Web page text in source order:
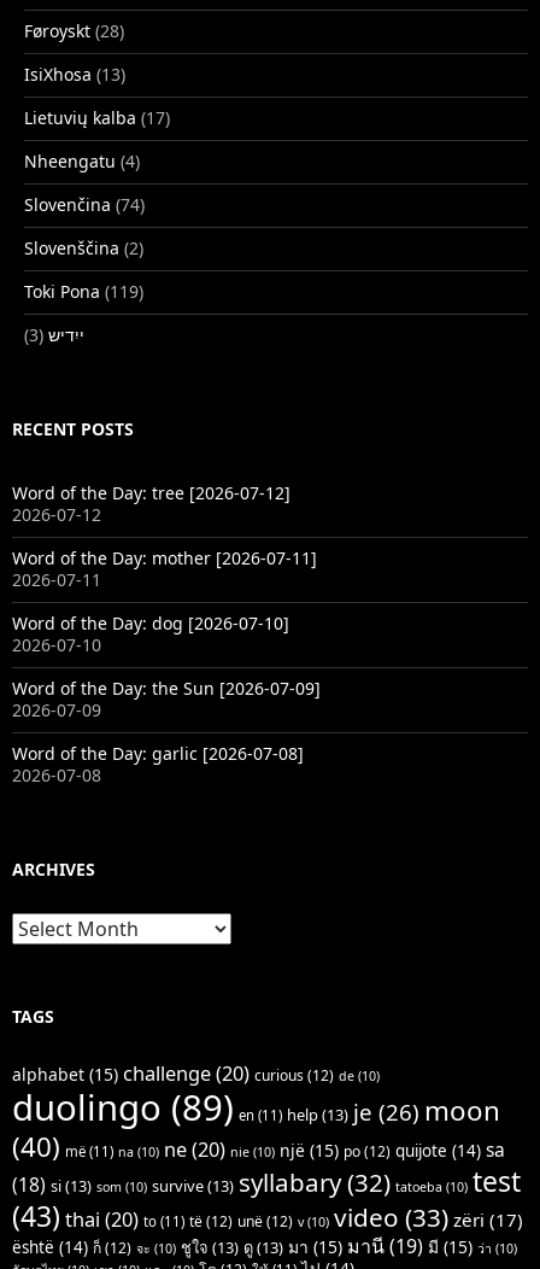
Føroyskt (28)
IsiXhosa (13)
Lietuvių kalba (17)
Nheengatu (4)
Slovenčina (74)
Slovenščina (2)
Toki Pona (119)
ייִדיש (3)
RECENT POSTS
Word of the Day: tree [2026-07-12]
2026-07-12
Word of the Day: mother [2026-07-11]
2026-07-11
Word of the Day: dog [2026-07-10]
2026-07-10
Word of the Day: the Sun [2026-07-09]
2026-07-09
Word of the Day: garlic [2026-07-08]
2026-07-08
ARCHIVES
Archives
TAGS
alphabet (15) challenge(20) curious(12) de (10)
duolingo (89) en (11) help(13) je (26) moon
(40) më (11) na (10) ne(20) nie (10) një (15) po(12) quijote (14) sa
(18) si(13) som (10) survive(13) syllabary(32) tatoeba (10) test
(43) thai (20) to (11) të(12) unë(12) v(10) video (33) zëri (17)
është (14) ก็(12) จะ (10) ชูใจ (13) ดู(13) มา (15) มานี(19) มี (15) ว่า (10)